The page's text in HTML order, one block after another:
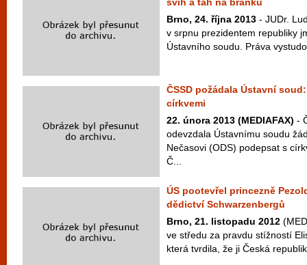
Brno, 24. října 2013 - JUDr.
v srpnu prezidentem republiky
Ústavního soudu. Práva
ČSSD požádala Ústavní
církvemi
22. února 2013 (MEDIAFAX) -
odevzdala Ústavnímu soudu
Nečasovi (ODS) podepsat s
Č...
ÚS pootevřel princezně
dědictví Schwarzenbergů
Brno, 21. listopadu 2012
ve středu za pravdu stížností
která tvrdila, že ji Česká